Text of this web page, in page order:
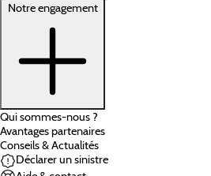
Notre engagement
Qui sommes-nous ?
Avantages partenaires
Conseils & Actualités
Déclarer un sinistre